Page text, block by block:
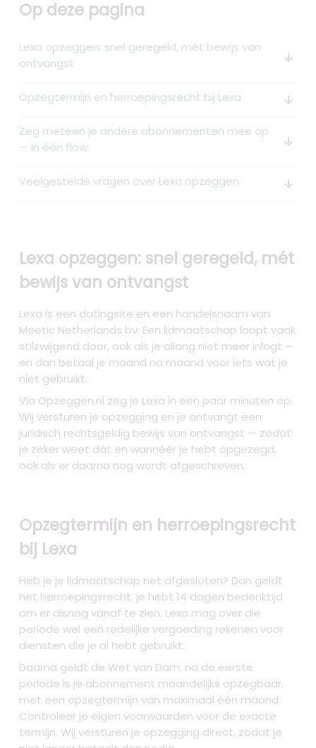
Op deze pagina
Lexa opzeggen: snel geregeld, mét bewijs van
ontvangst
arrow_downward_alt
Opzegtermijn en herroepingsrecht bij Lexa arrow_downward_alt
Zeg meteen je andere abonnementen mee op
— in één flow
arrow_downward_alt
Veelgestelde vragen over Lexa opzeggen arrow_downward_alt
Lexa opzeggen: snel geregeld, mét
bewijs van ontvangst
Lexa is een datingsite en een handelsnaam van
Meetic Netherlands bv. Een lidmaatschap loopt vaak
stilzwijgend door, ook als je allang niet meer inlogt —
en dan betaal je maand na maand voor iets wat je
niet gebruikt.
Via Opzeggen.nl zeg je Lexa in een paar minuten op.
Wij versturen je opzegging en je ontvangt een
juridisch rechtsgeldig bewijs van ontvangst — zodat
je zeker weet dát en wannéér je hebt opgezegd,
ook als er daarna nog wordt afgeschreven.
Opzegtermijn en herroepingsrecht
bij Lexa
Heb je je lidmaatschap net afgesloten? Dan geldt
het herroepingsrecht: je hebt 14 dagen bedenktijd
om er alsnog vanaf te zien. Lexa mag over die
periode wel een redelijke vergoeding rekenen voor
diensten die je al hebt gebruikt.
Daarna geldt de Wet van Dam: na de eerste
periode is je abonnement maandelijks opzegbaar,
met een opzegtermijn van maximaal één maand.
Controleer je eigen voorwaarden voor de exacte
termijn. Wij versturen je opzegging direct, zodat je